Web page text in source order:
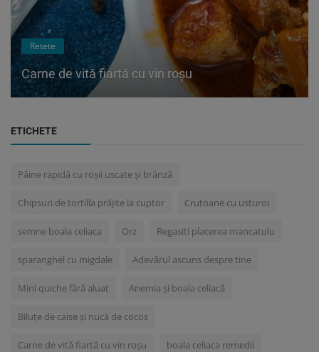
Retete
Carne de vită fiartă cu vin roșu
ETICHETE
Pâine rapidă cu roșii uscate și brânză
Chipsuri de tortilla prăjite la cuptor Crutoane cu usturoi
semne boala celiaca Orz Regasiti placerea mancatulu
sparanghel cu migdale Adevărul ascuns despre tine
Mini quiche fără aluat Anemia și boala celiacă
Biluțe de caise și nucă de cocos
Carne de vită fiartă cu vin roșu boala celiaca remedii